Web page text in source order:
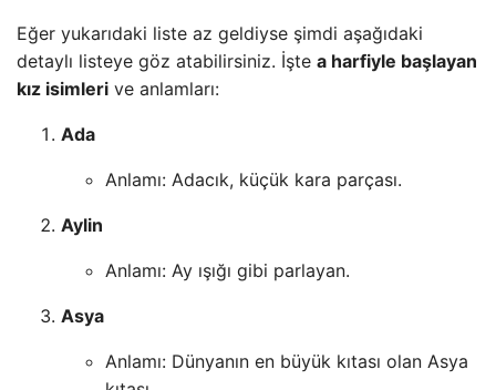
Eğer yukarıdaki liste az geldiyse şimdi aşağıdaki
detaylı listeye göz atabilirsiniz. İşte a harfiyle başlayan
kız isimleri ve anlamları:
Ada
Anlamı: Adacık, küçük kara parçası.
Aylin
Anlamı: Ay ışığı gibi parlayan.
Asya
Anlamı: Dünyanın en büyük kıtası olan Asya